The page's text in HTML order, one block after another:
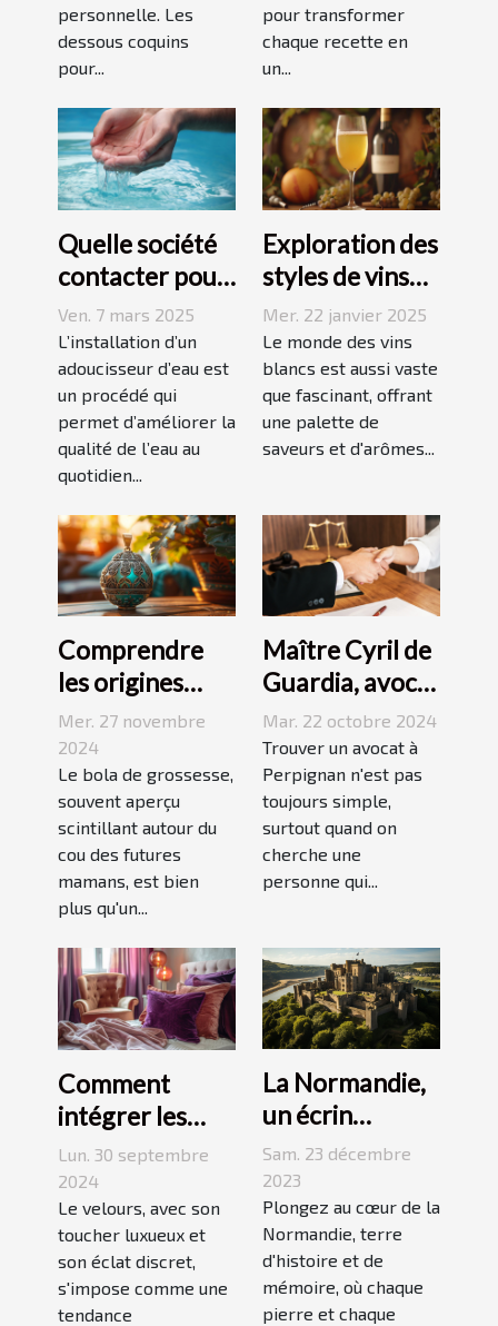
personnelle. Les
dessous coquins
pour...
pour transformer
chaque recette en
un...
Quelle société
contacter pour
l'installation
d'un
adoucisseur
d'eau ?
Ven. 7 mars 2025
L’installation d’un
adoucisseur d’eau est
un procédé qui
permet d’améliorer la
qualité de l’eau au
quotidien...
Exploration des
styles de vins
blancs issus de
vignobles
renommés
Mer. 22 janvier 2025
Le monde des vins
blancs est aussi vaste
que fascinant, offrant
une palette de
saveurs et d'arômes...
Comprendre
les origines
culturelles du
bola de
grossesse
Mer. 27 novembre
2024
Le bola de grossesse,
souvent aperçu
scintillant autour du
cou des futures
mamans, est bien
plus qu'un...
Maître Cyril de
Guardia, avocat
renommé à
Perpignan
Mar. 22 octobre 2024
Trouver un avocat à
Perpignan n'est pas
toujours simple,
surtout quand on
cherche une
personne qui...
Comment
intégrer les
accessoires en
velours dans
votre quotidien
Lun. 30 septembre
2024
Le velours, avec son
toucher luxueux et
son éclat discret,
s'impose comme une
tendance
La Normandie,
un écrin
historique pour
des
événements
mémorables
Sam. 23 décembre
2023
Plongez au cœur de la
Normandie, terre
d'histoire et de
mémoire, où chaque
pierre et chaque